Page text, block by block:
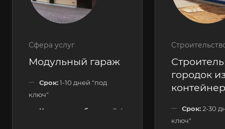
Сфера услуг
Модульный гараж
Срок:1-10 дней "под
ключ"
Количество блоков:
2-4
городок
Срок:2-30
ключ"